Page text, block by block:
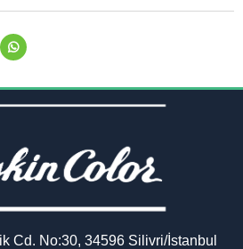
Cd. No:30, 34596 Silivri/İstanbul